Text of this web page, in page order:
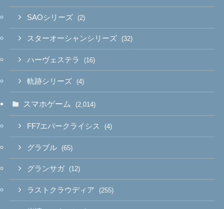
SAOシリーズ (2)
スターオーシャンシリーズ (32)
ハーヴェステラ (16)
軌跡シリーズ (4)
スマホゲーム (2,014)
FF7エバークライシス (4)
グラブル (65)
グランサガ (12)
ラストクラウディア (255)